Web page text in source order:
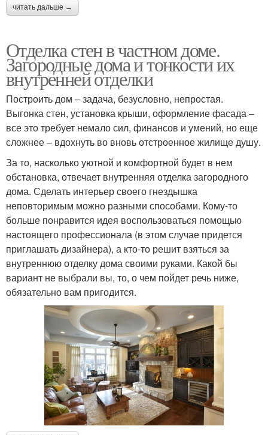
читать дальше →
Отделка стен в частном доме.
Загородные дома и тонкости их
внутренней отделки
Построить дом – задача, безусловно, непростая.
Выгонка стен, установка крыши, оформление фасада –
все это требует немало сил, финансов и умений, но еще
сложнее – вдохнуть во вновь отстроенное жилище душу.
За то, насколько уютной и комфортной будет в нем
обстановка, отвечает внутренняя отделка загородного
дома. Сделать интерьер своего гнездышка
неповторимым можно разными способами. Кому-то
больше понравится идея воспользоваться помощью
настоящего профессионала (в этом случае придется
приглашать дизайнера), а кто-то решит взяться за
внутреннюю отделку дома своими руками. Какой бы
вариант не выбрали вы, то, о чем пойдет речь ниже,
обязательно вам пригодится.